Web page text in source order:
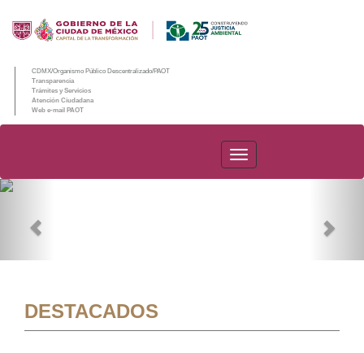
CDMX/Organismo Público Descentralizado/PAOT
Transparencia
Trámites y Servicios
Atención Ciudadana
Web e-mail PAOT
PAOT
DESTACADOS